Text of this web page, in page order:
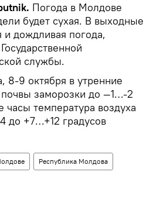
Погода в Молдове
будет сухая. В выходные
и дождливая погода,
службы.
8-9 октября в утренние
заморозки до —1…-2
часы температура воздуха
до +7…+12 градусов
Республика Молдова